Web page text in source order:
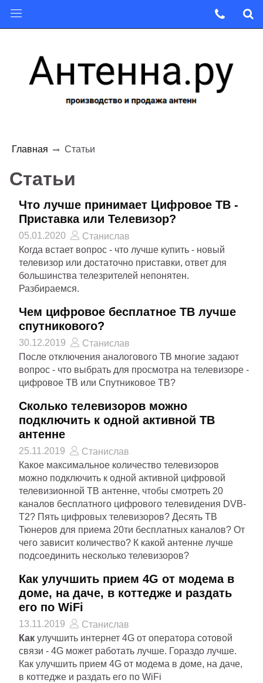
Главная Статьи
Статьи
Что лучше принимает Цифровое ТВ -
Приставка или Телевизор?
05.01.2020
Станислав
Когда встает вопрос - что лучше купить - новый
телевизор или достаточно приставки, ответ для
большинства телезрителей непонятен.
Разбираемся.
Чем цифровое бесплатное ТВ лучше
спутникового?
30.12.2019
Станислав
После отключения аналогового ТВ многие задают
вопрос - что выбрать для просмотра на телевизоре -
цифровое ТВ или Спутниковое ТВ?
Сколько телевизоров можно
подключить к одной активной ТВ
антенне
25.11.2019
Станислав
Какое максимальное количество телевизоров
можно подключить к одной активной цифровой
телевизионной ТВ антенне, чтобы смотреть 20
каналов бесплатного цифрового телевидения DVB-
T2? Пять цифровых телевизоров? Десять ТВ
Тюнеров для приема 20ти бесплатных каналов? От
чего зависит количество? К какой антенне лучше
подсоединить несколько телевизоров?
Как улучшить прием 4G от модема в
доме, на даче, в коттедже и раздать
его по WiFi
13.11.2019
Станислав
Как улучшить интернет 4G от оператора сотовой
связи - 4G может работать лучше. Гораздо лучше.
Как улучшить прием 4G от модема в доме, на даче,
в коттедже и раздать его по WiFi